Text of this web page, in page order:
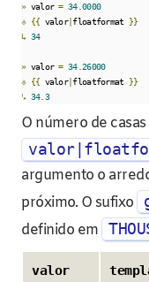
» valor = 34.0000
⎀ {{ valor|floatformat }}
↳ 34
» valor = 34.26000
⎀ {{ valor|floatformat }}
↳ 34.3
O número de
argumento o
próximo. O sufixo
definido em
valor